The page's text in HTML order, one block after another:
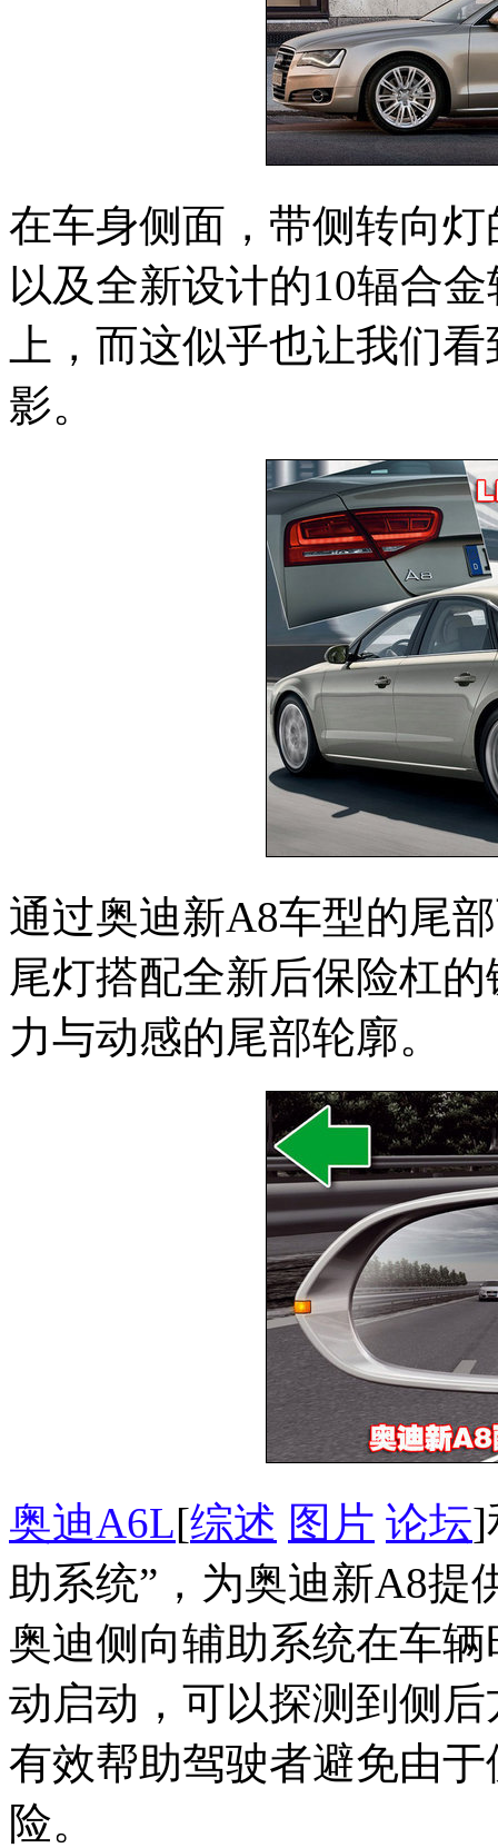
在车身侧面，带侧转向
以及全新设计的10辐合
上，而这似乎也让我们
影。
通过奥迪新A8车型的尾
尾灯搭配全新后保险杠
力与动感的尾部轮廓。
奥迪A6L[综述 图片 论坛]
助系统”，为奥迪新A8提
奥迪侧向辅助系统在车
动启动，可以探测到侧
有效帮助驾驶者避免由
险。